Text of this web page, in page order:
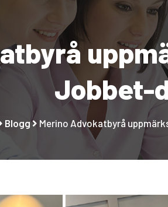
Jobbet-
Blogg Merino Advokatbyrå